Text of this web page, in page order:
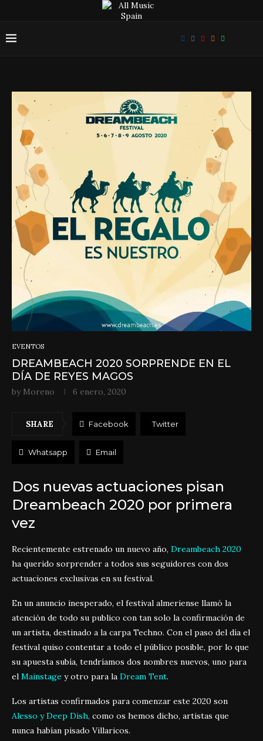
EVENTOS
DREAMBEACH 2020 SORPRENDE EN EL
DÍA DE REYES MAGOS
by Moreno 6 enero, 2020
SHARE Facebook Twitter
Whatsapp Email
Dos nuevas actuaciones pisan
Dreambeach 2020 por primera
vez
Recientemente estrenado un nuevo año, Dreambeach 2020
ha querido sorprender a todos sus seguidores con dos
actuaciones exclusivas en su festival.
En un anuncio inesperado, el festival almeriense llamó la
atención de todo su publico con tan solo la confirmación de
un artista, destinado a la carpa Techno. Con el paso del día el
festival quiso contentar a todo el público posible, por lo que
su apuesta subía, tendríamos dos nombres nuevos, uno para
el Mainstage y otro para la Dream Tent.
Los artistas confirmados para comenzar este 2020 son
Alesso y Deep Dish, como os hemos dicho, artistas que
nunca habían pisado Villaricos.